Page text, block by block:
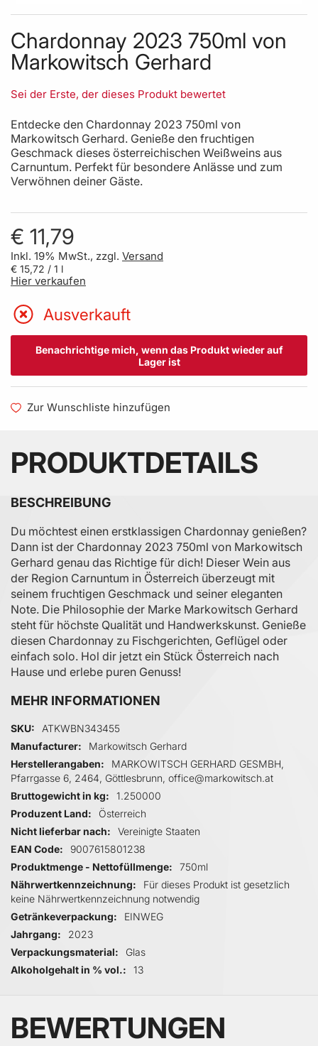
Skip to the beginning of the images gallery
Chardonnay 2023 750ml von
Markowitsch Gerhard
Sei der Erste, der dieses Produkt bewertet
Entdecke den Chardonnay 2023 750ml von
Markowitsch Gerhard. Genieße den fruchtigen
Geschmack dieses österreichischen Weißweins aus
Carnuntum. Perfekt für besondere Anlässe und zum
Verwöhnen deiner Gäste.
€ 11,79
Inkl. 19% MwSt., zzgl. Versand
€ 15,72 / 1 l
Hier verkaufen
Ausverkauft
Benachrichtige mich, wenn das Produkt wieder auf
Lager ist
Zur Wunschliste hinzufügen
PRODUKTDETAILS
BESCHREIBUNG
Du möchtest einen erstklassigen Chardonnay genießen?
Dann ist der Chardonnay 2023 750ml von Markowitsch
Gerhard genau das Richtige für dich! Dieser Wein aus
der Region Carnuntum in Österreich überzeugt mit
seinem fruchtigen Geschmack und seiner eleganten
Note. Die Philosophie der Marke Markowitsch Gerhard
steht für höchste Qualität und Handwerkskunst. Genieße
diesen Chardonnay zu Fischgerichten, Geflügel oder
einfach solo. Hol dir jetzt ein Stück Österreich nach
Hause und erlebe puren Genuss!
MEHR INFORMATIONEN
Mehr Informationen
SKU
ATKWBN343455
Manufacturer
Markowitsch Gerhard
Herstellerangaben
MARKOWITSCH GERHARD GESMBH,
Pfarrgasse 6, 2464, Göttlesbrunn, office@markowitsch.at
Bruttogewicht in kg
1.250000
Produzent Land
Österreich
Nicht lieferbar nach
Vereinigte Staaten
EAN Code
9007615801238
Produktmenge - Nettofüllmenge
750ml
Nährwertkennzeichnung
Für dieses Produkt ist gesetzlich
keine Nährwertkennzeichnung notwendig
Getränkeverpackung
EINWEG
Jahrgang
2023
Verpackungsmaterial
Glas
Alkoholgehalt in % vol.
13
BEWERTUNGEN